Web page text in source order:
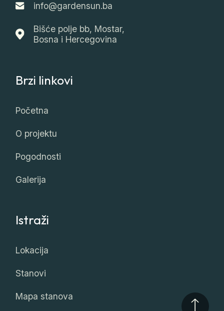
info@gardensun.ba
Bišće polje bb, Mostar,
Bosna i Hercegovina
Brzi linkovi
Početna
O projektu
Pogodnosti
Galerija
Istraži
Lokacija
Stanovi
Mapa stanova